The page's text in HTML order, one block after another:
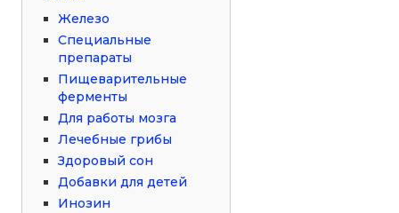
Железо
Специальные
препараты
Пищеварительные
ферменты
Для работы мозга
Лечебные грибы
Здоровый сон
Добавки для детей
Инозин